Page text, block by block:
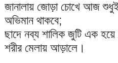
জানালায় জোড়া চোখে আজ
অভিমান থাকবে;
ছাদে নব্য শালিক জুটি এক হয়ে
শরীর মেলায় আড়ালে।